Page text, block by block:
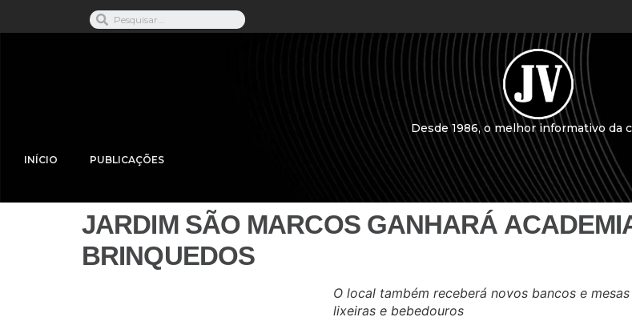
Desde 1986, o melhor informativo da
INÍCIO PUBLICAÇÕES
JARDIM SÃO MARCOS GANHARÁ
BRINQUEDOS
O local também receberá novos bancos e
lixeiras e bebedouros